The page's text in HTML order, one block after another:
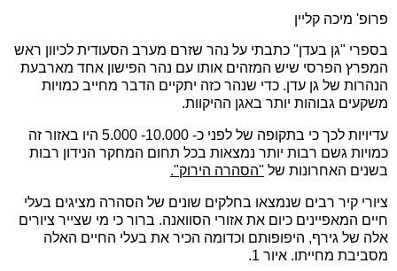
פרופ' מיכה קליין
בספרי "גן בעדן" כתבתי על נהר שזרם מערב הסעודית לכיוון ראש
המפרץ הפרסי שיש המזהים אותו עם נהר הפישון אחד מארבעת
הנהרות של גן עדן. כדי שנהר כזה יתקיים הדבר מחייב כמויות
משקעים גבוהות יותר באגן ההיקוות.
עדיויות לכך כי בתקופה של לפני כ- 10.000- 5.000 היו באזור זה
כמויות גשם רבות יותר נמצאות בכל תחום המחקר הנידון רבות
בשנים האחרונות של "הסהרה הירוק".
ציורי קיר רבים שנמצאו בחלקים שונים של הסהרה מציגים בעלי
חיים המאפיינים כיום את אזורי הסוואנה. ברור כי מי שצייר ציורים
אלה של גירף, היפופותם וכדומה הכיר את בעלי החיים האלה
מסביבת מחייתו. איור 1.